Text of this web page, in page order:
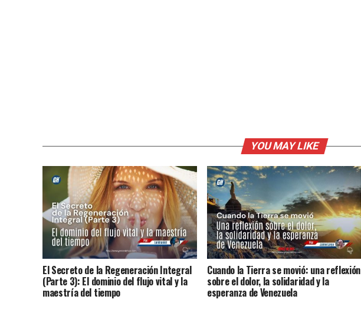
YOU MAY LIKE
El Secreto de la Regeneración Integral
(Parte 3): El dominio del flujo vital y la
maestría del tiempo
Cuando la Tierra se movió: una reflexión
sobre el dolor, la solidaridad y la
esperanza de Venezuela